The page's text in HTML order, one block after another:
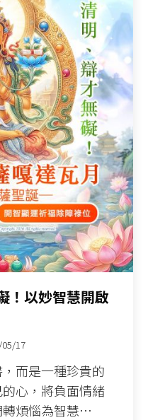
！以妙智慧開啟
17
而是一種珍貴的
心，將負面情緒
轉煩惱為智慧…